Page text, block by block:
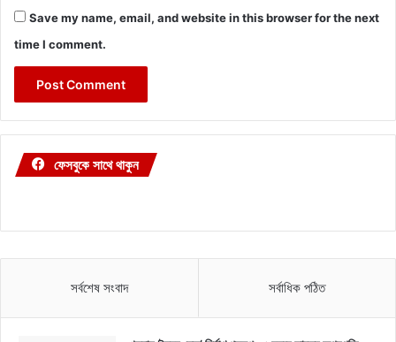
Save my name, email, and website in this browser for the next
time I comment.
ফেসবুকে সাথে থাকুন
সর্বশেষ সংবাদ সর্বাধিক পঠিত